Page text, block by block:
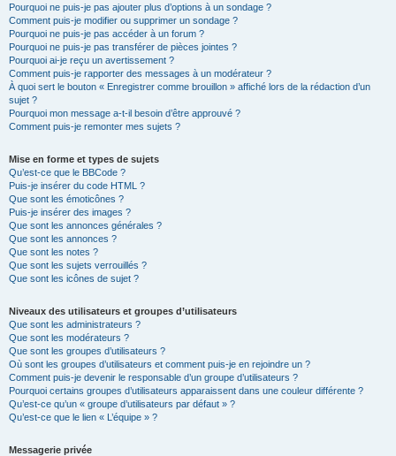
Pourquoi ne puis-je pas ajouter plus d’options à un sondage ?
Comment puis-je modifier ou supprimer un sondage ?
Pourquoi ne puis-je pas accéder à un forum ?
Pourquoi ne puis-je pas transférer de pièces jointes ?
Pourquoi ai-je reçu un avertissement ?
Comment puis-je rapporter des messages à un modérateur ?
À quoi sert le bouton « Enregistrer comme brouillon » affiché lors de la rédaction d’un
sujet ?
Pourquoi mon message a-t-il besoin d’être approuvé ?
Comment puis-je remonter mes sujets ?
Mise en forme et types de sujets
Qu’est-ce que le BBCode ?
Puis-je insérer du code HTML ?
Que sont les émoticônes ?
Puis-je insérer des images ?
Que sont les annonces générales ?
Que sont les annonces ?
Que sont les notes ?
Que sont les sujets verrouillés ?
Que sont les icônes de sujet ?
Niveaux des utilisateurs et groupes d’utilisateurs
Que sont les administrateurs ?
Que sont les modérateurs ?
Que sont les groupes d’utilisateurs ?
Où sont les groupes d’utilisateurs et comment puis-je en rejoindre un ?
Comment puis-je devenir le responsable d’un groupe d’utilisateurs ?
Pourquoi certains groupes d’utilisateurs apparaissent dans une couleur différente ?
Qu’est-ce qu’un « groupe d’utilisateurs par défaut » ?
Qu’est-ce que le lien « L’équipe » ?
Messagerie privée